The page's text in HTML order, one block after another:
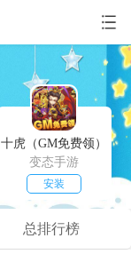
十虎（GM免费领）
变态手游
安装
总排行榜